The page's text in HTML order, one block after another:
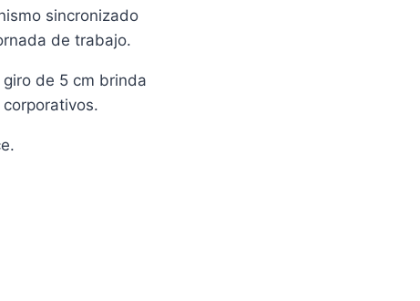
sincronizado
de trabajo.
de 5 cm brinda